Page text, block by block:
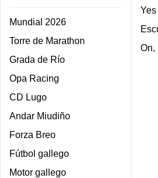
Mundial 2026
Torre de Marathon
Grada de Río
Opa Racing
CD Lugo
Andar Miudiño
Forza Breo
Fútbol gallego
Motor gallego
Yes
On,